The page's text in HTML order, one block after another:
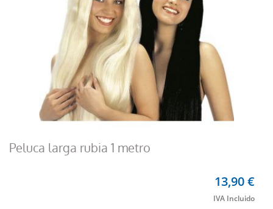
Peluca larga rubia 1 metro
13,90 €